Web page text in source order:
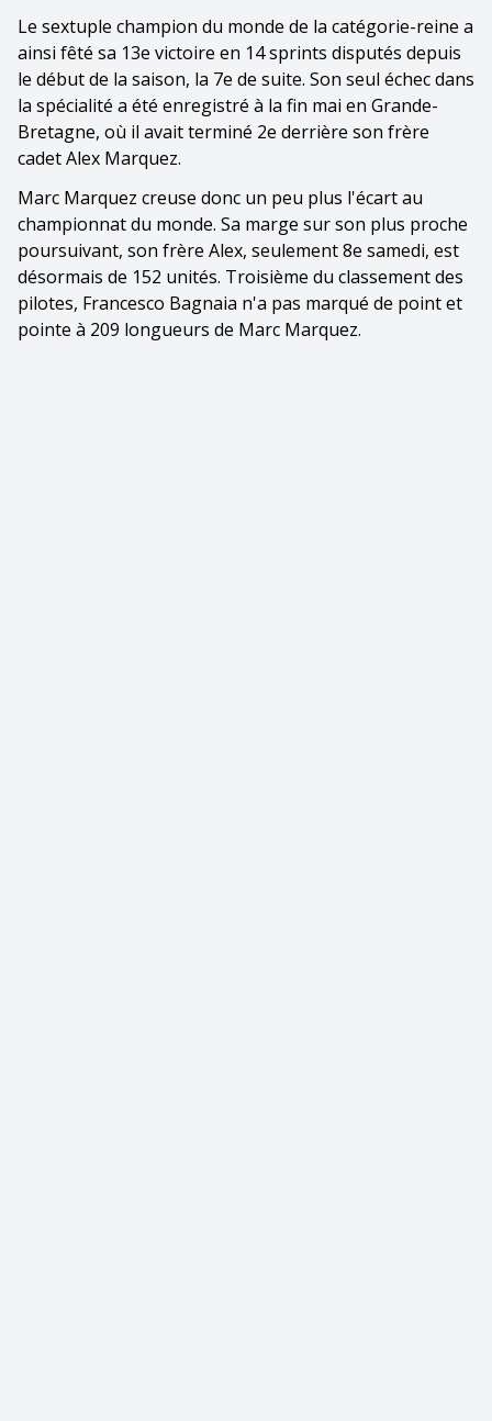
Le sextuple champion du monde de la catégorie-reine a
ainsi fêté sa 13e victoire en 14 sprints disputés depuis
le début de la saison, la 7e de suite. Son seul échec dans
la spécialité a été enregistré à la fin mai en Grande-
Bretagne, où il avait terminé 2e derrière son frère
cadet Alex Marquez.
Marc Marquez creuse donc un peu plus l'écart au
championnat du monde. Sa marge sur son plus proche
poursuivant, son frère Alex, seulement 8e samedi, est
désormais de 152 unités. Troisième du classement des
pilotes, Francesco Bagnaia n'a pas marqué de point et
pointe à 209 longueurs de Marc Marquez.